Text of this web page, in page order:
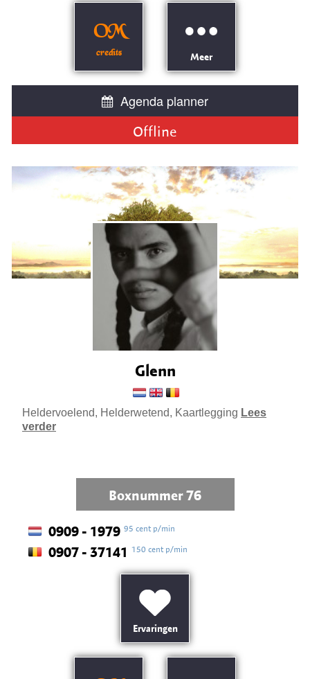
OM
credits Meer
Agenda planner
Offline
Glenn
Heldervoelend, Helderwetend, Kaartlegging Lees
verder
Boxnummer 76
0909 - 1979 95 cent p/min
0907 - 37141 150 cent p/min
Ervaringen